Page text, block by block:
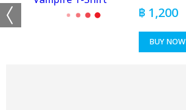
฿ 1,200
BUY NOW